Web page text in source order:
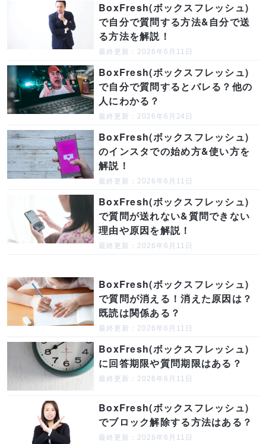
BoxFresh(ボックスフレッシュ)
で自分で質問する方法&自分で送
る方法を解説！
最終更新：2026年6月11日
BoxFresh(ボックスフレッシュ)
で自分で質問するとバレる？他の
人にわかる？
最終更新：2026年6月24日
BoxFresh(ボックスフレッシュ)
のインスタでの始め方&使い方を
解説！
最終更新：2026年6月11日
BoxFresh(ボックスフレッシュ)
で質問が送れない&質問できない
理由や原因を解説！
最終更新：2026年6月11日
BoxFresh(ボックスフレッシュ)
で質問が消える！消えた原因は？
既読は関係ある？
最終更新：2026年6月11日
BoxFresh(ボックスフレッシュ)
に回答期限や質問期限はある？
最終更新：2026年6月11日
BoxFresh(ボックスフレッシュ)
でブロック解除する方法はある？
最終更新：2026年6月11日